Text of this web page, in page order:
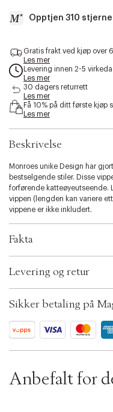
Opptjen 310
c
c
e
s
s
i
i
l
t
y
.
v
a
a
o
s
l
e
o
Gratis frakt ved kjøp over
Les mer
Levering innen 2-5
Les mer
30 dagers returrett
Les mer
Få 10% på ditt første kjøp
Les mer
Beskrivelse
Monroes unike Design har
bestselgende stiler. Disse
forførende katteøyeutseende.
vippen (lengden kan variere
vippene er ikke inkludert.
Fakta
EAN: 5700002116048
ID: ADLI48-0008
Levering og retur
Sikker betaling på
Anbefalt for